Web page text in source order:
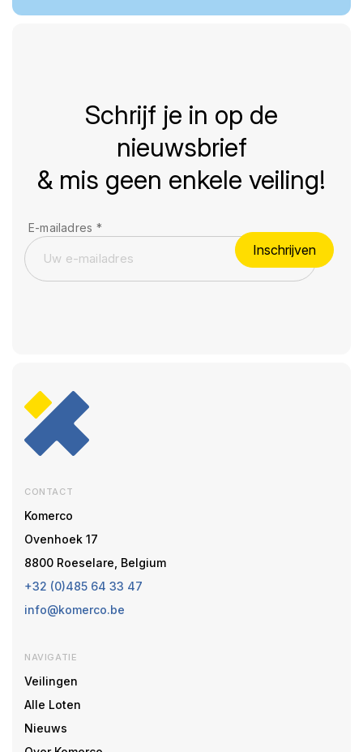
Schrijf je in op de
nieuwsbrief
& mis geen enkele veiling!
E-mailadres *
Inschrijven
CONTACT
Komerco
Ovenhoek 17
8800 Roeselare, Belgium
+32 (0)485 64 33 47
info@komerco.be
NAVIGATIE
Veilingen
Alle Loten
Nieuws